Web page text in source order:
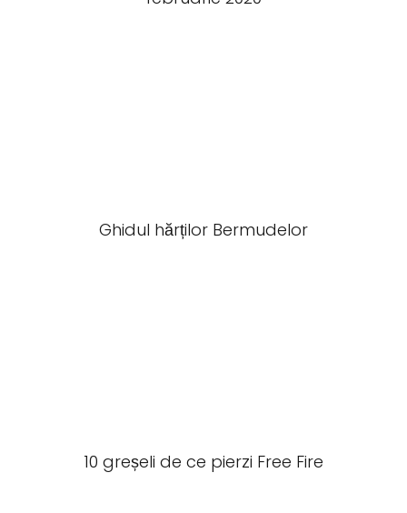
Ghidul hărților Bermudelor
10 greșeli de ce pierzi Free Fire